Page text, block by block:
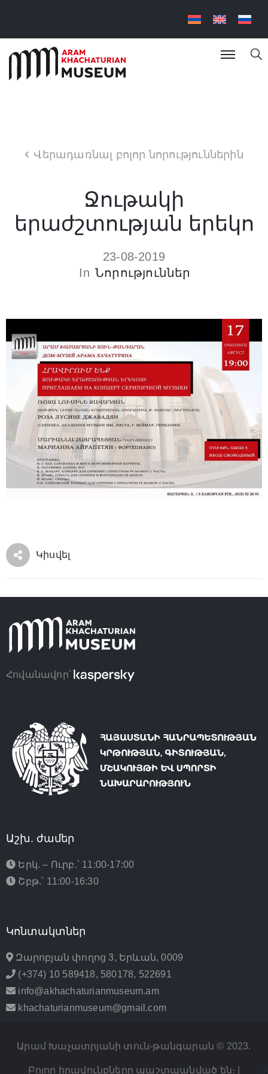
Վերադառնալ բոլոր նորություններին
Ջութակի
երաժշտության երեկո
23-08-2019
In Նորություններ
Կիսվել
Հովանավոր՝
Աշխ. ժամեր
Երկ. – Ուրբ.՝ 11:00-17:00
Շբթ.՝ 11:00-16:30
Կոնտակտներ
Զարոբյան փողոց 3, Երևան, 0009
(+374) 10 589418, 580178, 522691
info@akhachaturianmuseum.am
khachaturianmuseum@gmail.com
Արամ Խաչատրյանի տուն-թանգարան © 2023.
Բոլոր իրավունքները պաշտպանված են։ |